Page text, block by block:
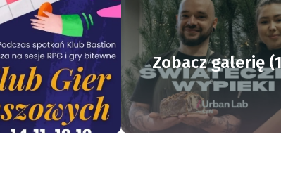
Zobacz galerię